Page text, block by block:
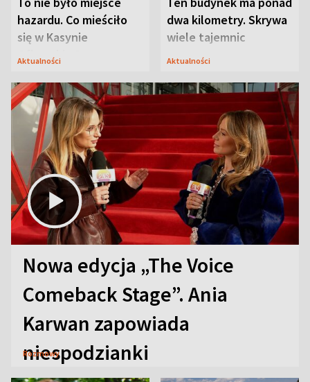
hazardu. Co mieściło
się w Kasynie
Oficerskim?
Aktualności
dwa kilometry. Skrywa
wiele tajemnic
Aktualności
Nowa edycja „The Voice
Comeback Stage”. Ania
Karwan zapowiada
niespodzianki
Rozmowy